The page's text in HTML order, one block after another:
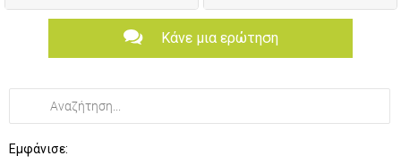
Κάνε μια ερώτηση
Εμφάνισε: